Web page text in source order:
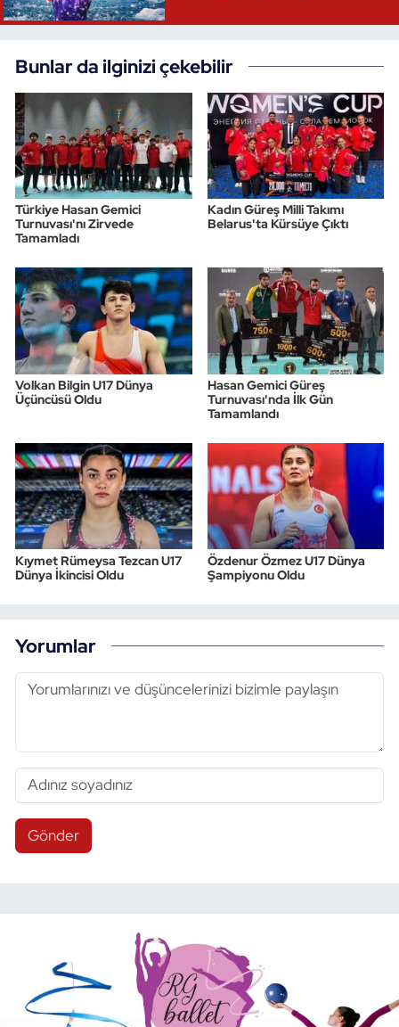
Bunlar da ilginizi çekebilir
Türkiye Hasan Gemici
Turnuvası'nı Zirvede
Tamamladı
Kadın Güreş Milli Takımı
Belarus'ta Kürsüye Çıktı
Volkan Bilgin U17 Dünya
Üçüncüsü Oldu
Hasan Gemici Güreş
Turnuvası'nda İlk Gün
Tamamlandı
Kıymet Rümeysa Tezcan U17
Dünya İkincisi Oldu
Özdenur Özmez U17 Dünya
Şampiyonu Oldu
Yorumlar
Gönder